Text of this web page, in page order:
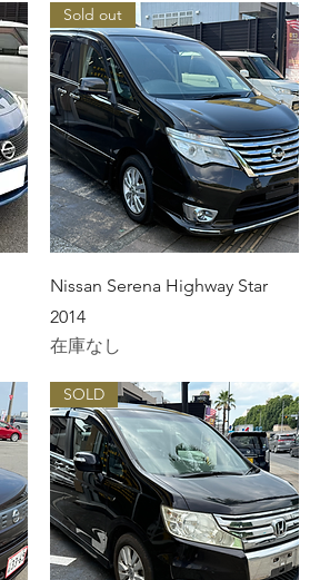
クイックビュー
Sold out
Nissan Serena Highway Star
2014
在庫なし
SOLD